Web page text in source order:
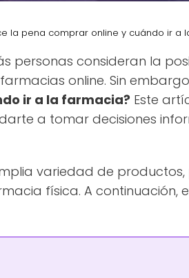
la pena comprar online y cuándo ir a
personas consideran la
online. Sin
ir a la farmacia? Este
a tomar decisiones
variedad de
física. A continuación,